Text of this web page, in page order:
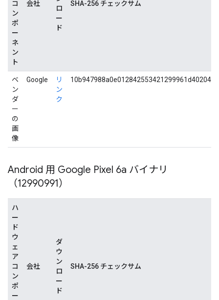
コ
ン
ポ
ー
ネ
ン
ト
会社
ロ
ー
ド
SHA-256 チェックサム
ベ
ン
ダ
ー
の
画
像
Google
リ
ン
ク
Android 用 Google Pixel 6a バイナリ
（12990991）
ハ
ー
ド
ウ
ェ
ア
コ
ン
ポ
ー
会社
ダ
ウ
ン
ロ
ー
ド
SHA-256 チェックサム